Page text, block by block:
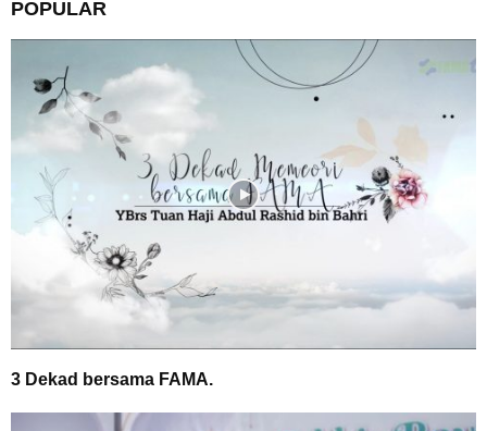
POPULAR
3 Dekad bersama FAMA.